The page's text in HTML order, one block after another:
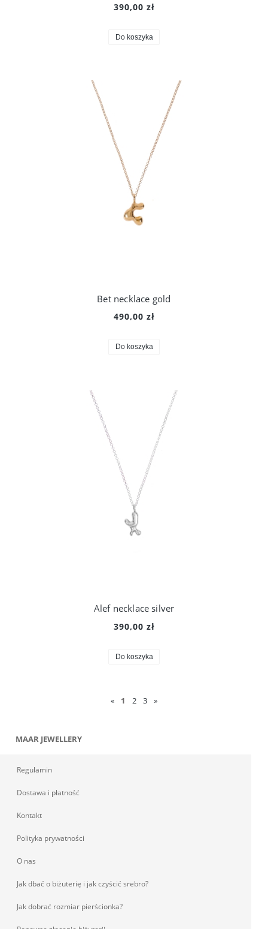
390,00 zł
Do koszyka
Bet necklace gold
490,00 zł
Do koszyka
Alef necklace silver
390,00 zł
Do koszyka
« 1 2 3 »
MAAR JEWELLERY
Regulamin
Dostawa i płatność
Kontakt
Polityka prywatności
O nas
Jak dbać o biżuterię i jak czyścić srebro?
Jak dobrać rozmiar pierścionka?